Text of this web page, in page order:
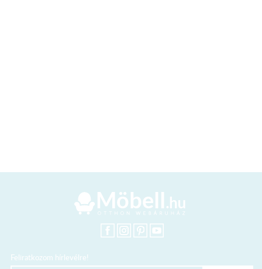
Feliratkozom hírlevélre!